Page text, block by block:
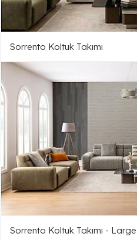
Sorrento Koltuk Takımı
Sorrento Koltuk Takımı - Large